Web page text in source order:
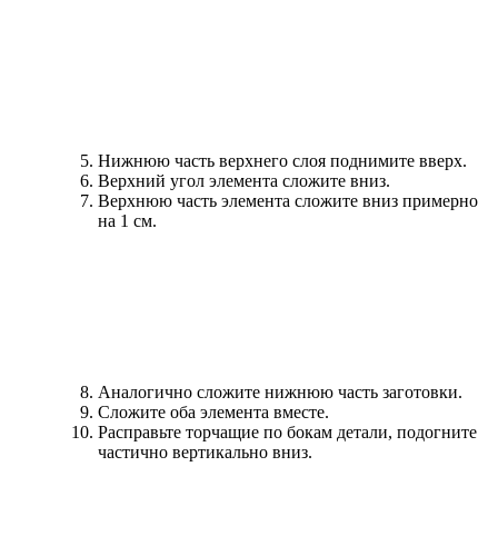
Нижнюю часть верхнего слоя поднимите вверх.
Верхний угол элемента сложите вниз.
Верхнюю часть элемента сложите вниз примерно
на 1 см.
Аналогично сложите нижнюю часть заготовки.
Сложите оба элемента вместе.
Расправьте торчащие по бокам детали, подогните
частично вертикально вниз.